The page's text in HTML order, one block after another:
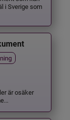
i Sverige som
är osäker